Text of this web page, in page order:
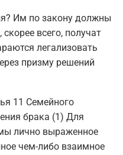
Им по закону должны
всего, получат
легализовать
призму решений
11 Семейного
брака (1) Для
лично выраженное
чем-либо взаимное